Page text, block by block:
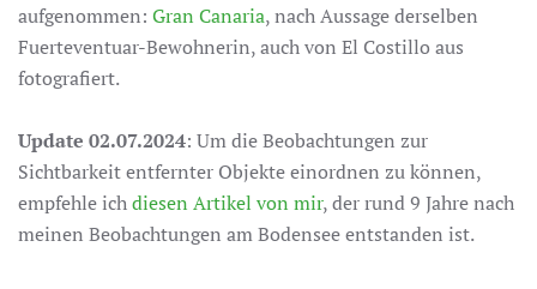
aufgenommen: Gran Canaria, nach Aussage derselben
Fuerteventuar-Bewohnerin, auch von El Costillo aus
fotografiert.
Update 02.07.2024: Um die Beobachtungen zur
Sichtbarkeit entfernter Objekte einordnen zu können,
empfehle ichdiesen Artikel von mir, der rund 9 Jahre nach
meinen Beobachtungen am Bodensee entstanden ist.